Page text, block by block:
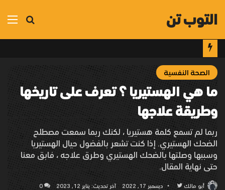
بحث
التوب تن
الصحة النفسية
ما هي الهستيريا ؟ تعرف على تاريخها
وطريقة علاجها
ربما لم تسمع كلمة هستيريا ، لكنك ربما سمعت مصطلح
الضحك الهستيري. إذا كنت تشعر بالفضول حيال الهستيريا
وسببها وصلتها بالضحك الهستيري وطرق علاجه ، فابق معنا
حتى نهاية المقال.
أبو مالك
تابع
ديسمبر 17, 2022 آخر تحديث: يناير 12, 2023 0